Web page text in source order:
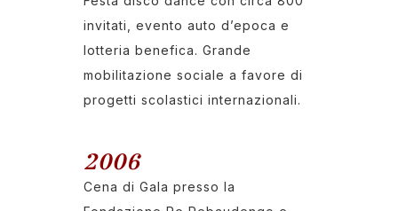
invitati, evento auto d’epoca e
lotteria benefica. Grande
mobilitazione sociale a favore di
progetti scolastici internazionali.
2006
Cena di Gala presso la